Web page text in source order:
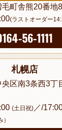
町舎熊20番地
(ラストオーダー
56-1111
札幌店
区南3条西3丁
(土日祝) ／/